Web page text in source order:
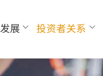
展 投资者关系